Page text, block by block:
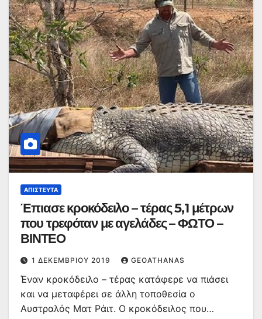
ΑΠΊΣΤΕΥΤΑ
Έπιασε κροκόδειλο – τέρας 5,1 μέτρων
που τρεφόταν με αγελάδες – ΦΩΤΟ –
ΒΙΝΤΕΟ
1 ΔΕΚΕΜΒΡΊΟΥ 2019 GEOATHANAS
Έναν κροκόδειλο – τέρας κατάφερε να πιάσει
και να μεταφέρει σε άλλη τοποθεσία ο
Αυστραλός Ματ Ράιτ. Ο κροκόδειλος που…